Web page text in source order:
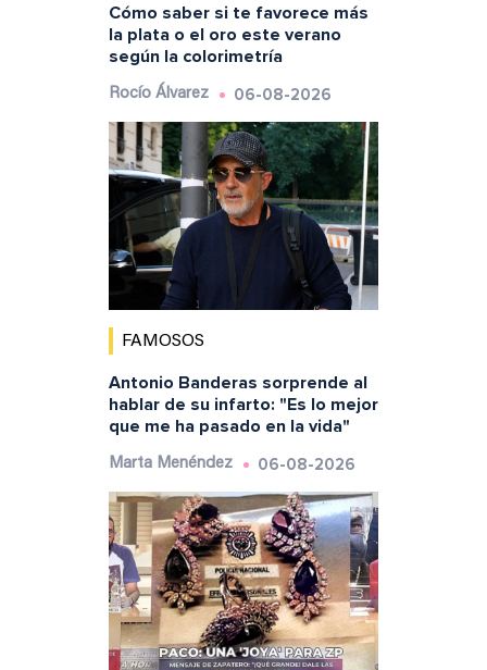
Cómo saber si te favorece más
la plata o el oro este verano
según la colorimetría
Rocío Álvarez 06-08-2026
FAMOSOS
Antonio Banderas sorprende al
hablar de su infarto: "Es lo mejor
que me ha pasado en la vida"
Marta Menéndez 06-08-2026